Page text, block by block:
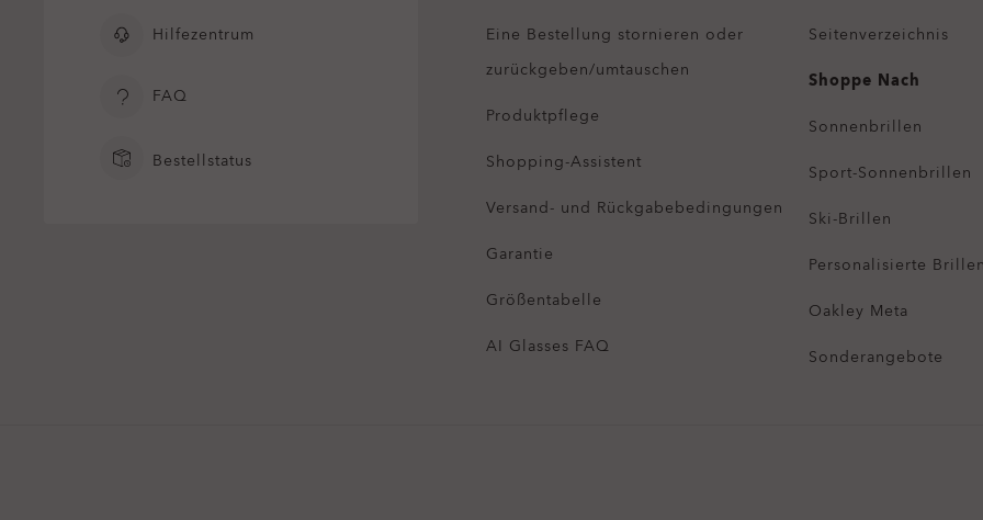
Hilfezentrum
FAQ
Bestellstatus
Eine Bestellung stornieren oder
zurückgeben/umtauschen
Produktpflege
Shopping-Assistent
Versand- und Rückgabebedingungen
Garantie
Größentabelle
AI Glasses FAQ
Seitenverzeichnis
Shoppe Nach
Sonnenbrillen
Sport-Sonnenbrillen
Ski-Brillen
Personalisierte Brillen
Oakley Meta
Sonderangebote